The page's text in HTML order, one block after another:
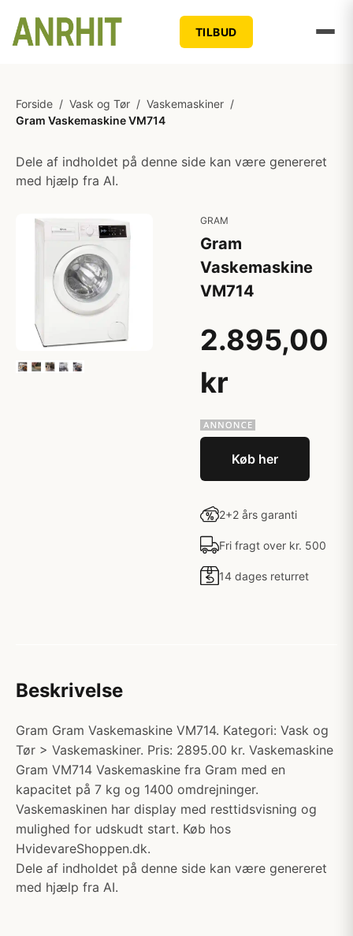
TILBUD
Forside / Vask og Tør / Vaskemaskiner /
Gram Vaskemaskine VM714
Dele af indholdet på denne side kan være genereret
med hjælp fra AI.
GRAM
Gram
Vaskemaskine
VM714
2.895,00
kr
Køb her
2+2 års garanti
Fri fragt over kr. 500
14 dages returret
Beskrivelse
Gram Gram Vaskemaskine VM714. Kategori: Vask og
Tør > Vaskemaskiner. Pris: 2895.00 kr. Vaskemaskine
Gram VM714 Vaskemaskine fra Gram med en
kapacitet på 7 kg og 1400 omdrejninger.
Vaskemaskinen har display med resttidsvisning og
mulighed for udskudt start. Køb hos
HvidevareShoppen.dk.
Dele af indholdet på denne side kan være genereret
med hjælp fra AI.